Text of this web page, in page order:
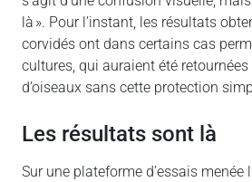
là ». Pour l’instant, les résultats
corvidés ont dans certains cas
cultures, qui auraient été
d’oiseaux sans cette protection
Les résultats sont là
Sur une plateforme d’essais menée